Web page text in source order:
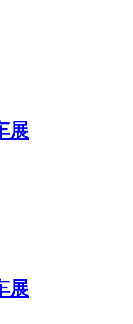
展
展